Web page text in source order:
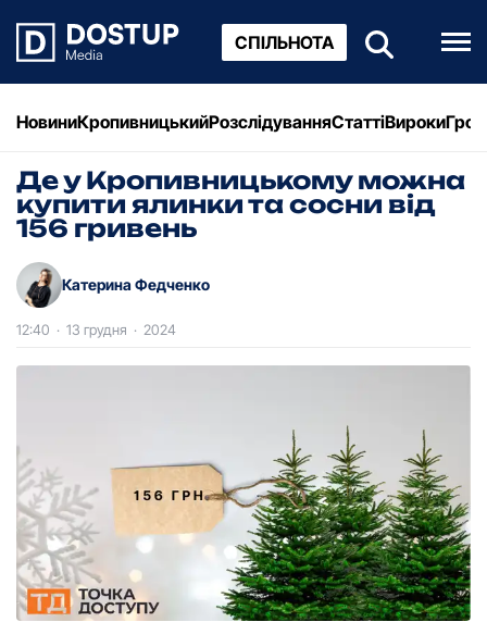
СПІЛЬНОТА
НовиниКропивницькийРозслідуванняСтаттіВироки
Де у Кропивницькому можна
купити ялинки та сосни від
156 гривень
Катерина Федченко
12:40 · 13 грудня · 2024